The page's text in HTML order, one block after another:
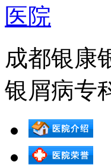
成都银康
银屑病专